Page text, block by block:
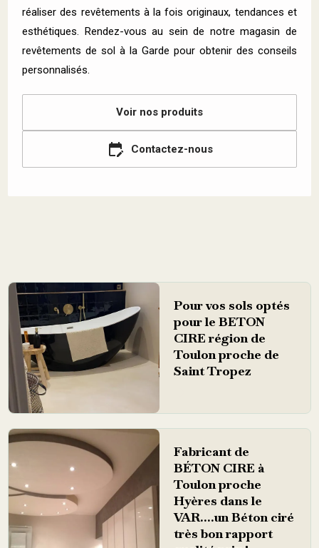
réaliser des revêtements à la fois originaux, tendances et
esthétiques. Rendez-vous au sein de notre magasin de
revêtements de sol à la Garde pour obtenir des conseils
personnalisés.
edit_calendar Contactez-nous
Pour vos sols optés
pour le BETON
CIRE région de
Toulon proche de
Saint Tropez
Fabricant de
BÉTON CIRE à
Toulon proche
Hyères dans le
VAR....un Béton ciré
très bon rapport